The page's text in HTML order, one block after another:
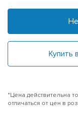
Купить
*Цена действительна
отличаться от цен в